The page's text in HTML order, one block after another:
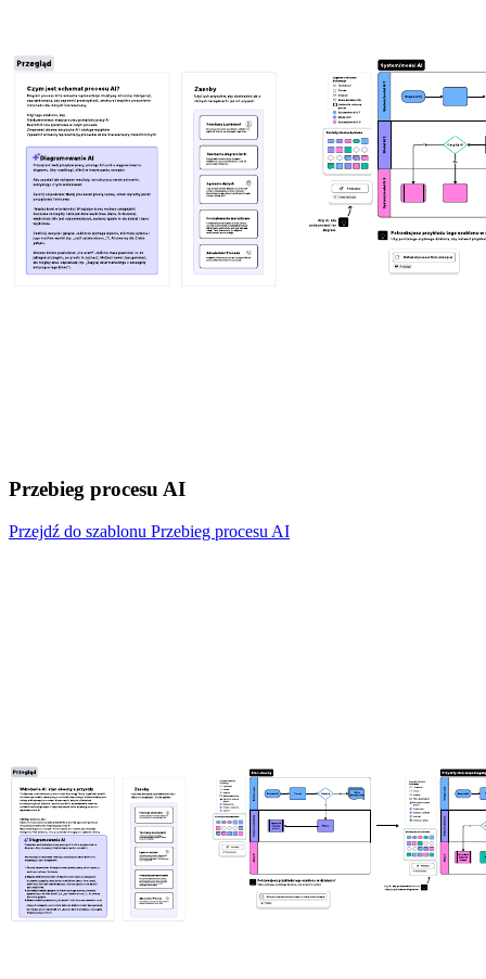
Przebieg procesu AI
Przejdź do szablonu Przebieg procesu AI